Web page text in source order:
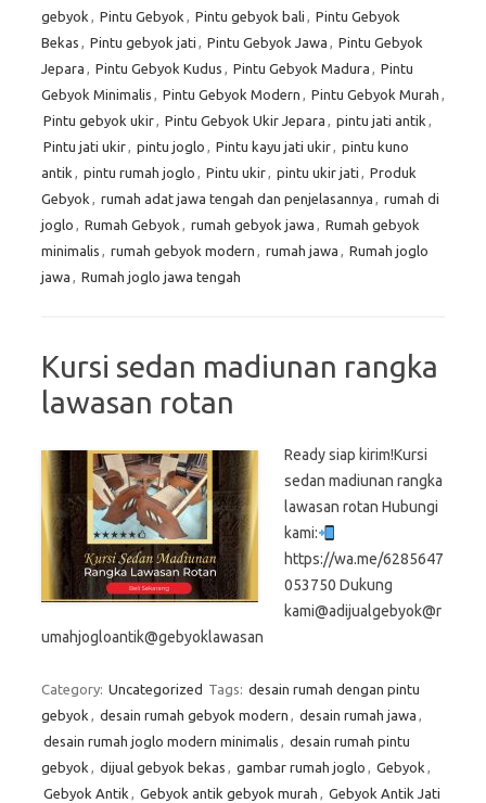
gebyok , Pintu Gebyok , Pintu gebyok bali , Pintu Gebyok
Bekas , Pintu gebyok jati , Pintu Gebyok Jawa , Pintu Gebyok
Jepara , Pintu Gebyok Kudus , Pintu Gebyok Madura , Pintu
Gebyok Minimalis , Pintu Gebyok Modern , Pintu Gebyok Murah ,
Pintu gebyok ukir, Pintu Gebyok Ukir Jepara , pintu jati antik ,
Pintu jati ukir, pintu joglo , Pintu kayu jati ukir, pintu kuno
antik , pintu rumah joglo , Pintu ukir, pintu ukir jati , Produk
Gebyok , rumah adat jawa tengah dan penjelasannya , rumah di
joglo , Rumah Gebyok , rumah gebyok jawa , Rumah gebyok
minimalis , rumah gebyok modern , rumah jawa , Rumah joglo
jawa , Rumah joglo jawa tengah
Kursi sedan madiunan rangka
lawasan rotan
Ready siap kirim!Kursi
sedan madiunan rangka
lawasan rotan Hubungi
kami:
https://wa.me/6285647
053750 Dukung
kami@adijualgebyok@r
umahjogloantik@gebyoklawasan
Category: Uncategorized Tags: desain rumah dengan pintu
gebyok , desain rumah gebyok modern , desain rumah jawa ,
desain rumah joglo modern minimalis , desain rumah pintu
gebyok , dijual gebyok bekas , gambar rumah joglo , Gebyok ,
Gebyok Antik , Gebyok antik gebyok murah , Gebyok Antik Jati